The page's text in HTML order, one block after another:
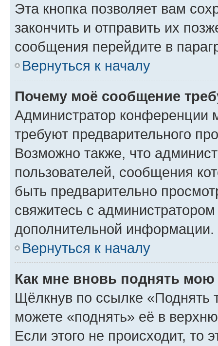
Эта кнопка позволяет вам
закончить и отправить их
сообщения перейдите в
Вернуться к началу
Почему моё сообщение
Администратор конференции
требуют предварительного
Возможно также, что
пользователей, сообщения
быть предварительно
свяжитесь с
дополнительной информации.
Вернуться к началу
Как мне вновь поднять мою
Щёлкнув по ссылке «Поднять
можете «поднять» её в
Если этого не происходит, то